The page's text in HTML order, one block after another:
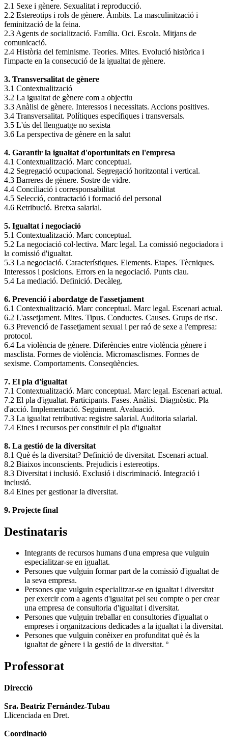
2.1 Sexe i gènere. Sexualitat i reproducció.
2.2 Estereotips i rols de gènere. Àmbits. La masculinització i
feminització de la feina.
2.3 Agents de socialització. Família. Oci. Escola. Mitjans de
comunicació.
2.4 Història del feminisme. Teories. Mites. Evolució històrica i
l'impacte en la consecució de la igualtat de gènere.
3. Transversalitat de gènere
3.1 Contextualització
3.2 La igualtat de gènere com a objectiu
3.3 Anàlisi de gènere. Interessos i necessitats. Accions positives.
3.4 Transversalitat. Polítiques específiques i transversals.
3.5 L'ús del llenguatge no sexista
3.6 La perspectiva de gènere en la salut
4. Garantir la igualtat d'oportunitats en l'empresa
4.1 Contextualització. Marc conceptual.
4.2 Segregació ocupacional. Segregació horitzontal i vertical.
4.3 Barreres de gènere. Sostre de vidre.
4.4 Conciliació i corresponsabilitat
4.5 Selecció, contractació i formació del personal
4.6 Retribució. Bretxa salarial.
5. Igualtat i negociació
5.1 Contextualització. Marc conceptual.
5.2 La negociació col·lectiva. Marc legal. La comissió negociadora i
la comissió d'igualtat.
5.3 La negociació. Característiques. Elements. Etapes. Tècniques.
Interessos i posicions. Errors en la negociació. Punts clau.
5.4 La mediació. Definició. Decàleg.
6. Prevenció i abordatge de l'assetjament
6.1 Contextualització. Marc conceptual. Marc legal. Escenari actual.
6.2 L'assetjament. Mites. Tipus. Conductes. Causes. Grups de risc.
6.3 Prevenció de l'assetjament sexual i per raó de sexe a l'empresa:
protocol.
6.4 La violència de gènere. Diferències entre violència gènere i
masclista. Formes de violència. Micromasclismes. Formes de
sexisme. Comportaments. Conseqüències.
7. El pla d'igualtat
7.1 Contextualització. Marc conceptual. Marc legal. Escenari actual.
7.2 El pla d'igualtat. Participants. Fases. Anàlisi. Diagnòstic. Pla
d'acció. Implementació. Seguiment. Avaluació.
7.3 La igualtat retributiva: registre salarial. Auditoria salarial.
7.4 Eines i recursos per constituir el pla d'igualtat
8. La gestió de la diversitat
8.1 Què és la diversitat? Definició de diversitat. Escenari actual.
8.2 Biaixos inconscients. Prejudicis i estereotips.
8.3 Diversitat i inclusió. Exclusió i discriminació. Integració i
inclusió.
8.4 Eines per gestionar la diversitat.
9. Projecte final
Destinataris
Integrants de recursos humans d'una empresa que vulguin
especialitzar-se en igualtat.
Persones que vulguin formar part de la comissió d'igualtat de
la seva empresa.
Persones que vulguin especialitzar-se en igualtat i diversitat
per exercir com a agents d'igualtat pel seu compte o per crear
una empresa de consultoria d'igualtat i diversitat.
Persones que vulguin treballar en consultories d'igualtat o
empreses i organitzacions dedicades a la igualtat i la diversitat.
Persones que vulguin conèixer en profunditat què és la
igualtat de gènere i la gestió de la diversitat. º
Professorat
Direcció
Sra. Beatriz Fernández-Tubau
Llicenciada en Dret.
Coordinació